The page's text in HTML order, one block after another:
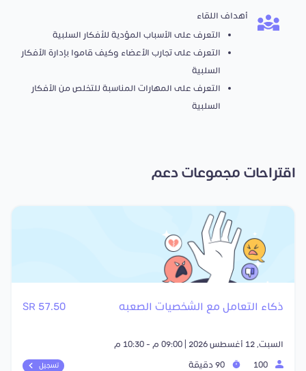
أهداف اللقاء
التعرف على الأسباب المؤدية للأفكار السلبية
التعرف على تجارب الأعضاء وكيف قاموا بإدارة الأفكار
السلبية
التعرف على المهارات المناسبة للتخلص من الأفكار
السلبية
اقتراحات مجموعات دعم
ذكاء التعامل مع الشخصيات الصعبه 57.50 SR
السبت, 12 أغسطس 2026 | 09:00 م - 10:30 م
تسجيل